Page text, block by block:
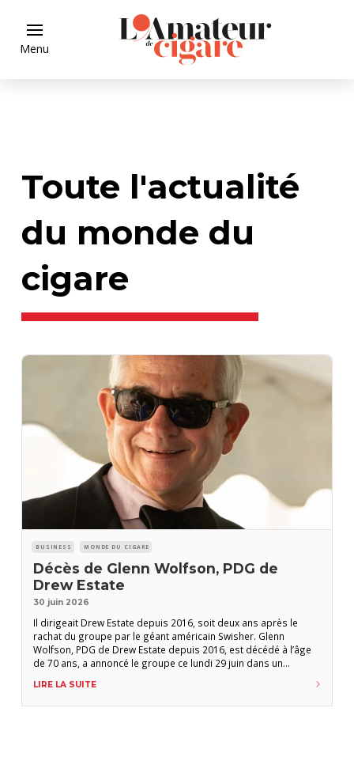
Menu
Toute l'actualité
du monde du
cigare
BUSINESS MONDE DU CIGARE
Décès de Glenn Wolfson, PDG de
Drew Estate
30 juin 2026
Il dirigeait Drew Estate depuis 2016, soit deux ans après le
rachat du groupe par le géant américain Swisher. Glenn
Wolfson, PDG de Drew Estate depuis 2016, est décédé à l’âge
de 70 ans, a annoncé le groupe ce lundi 29 juin dans un
suivait un traitement pour un cancer
LIRE LA SUITE